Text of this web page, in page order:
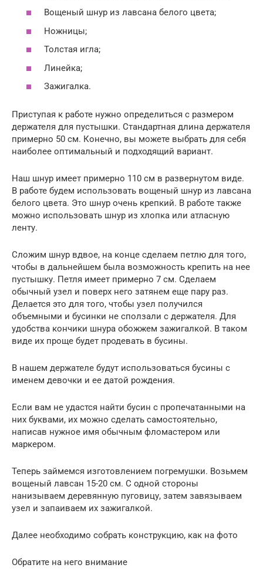
Вощеный шнур из лавсана белого цвета;
Ножницы;
Толстая игла;
Линейка;
Зажигалка.
Приступая к работе нужно определиться с размером
держателя для пустышки. Стандартная длина держателя
примерно 50 см. Конечно, вы можете выбрать для себя
наиболее оптимальный и подходящий вариант.
Наш шнур имеет примерно 110 см в развернутом виде.
В работе будем использовать вощеный шнур из лавсана
белого цвета. Это шнур очень крепкий. В работе также
можно использовать шнур из хлопка или атласную
ленту.
Сложим шнур вдвое, на конце сделаем петлю для того,
чтобы в дальнейшем была возможность крепить на нее
пустышку. Петля имеет примерно 7 см. Сделаем
обычный узел и поверх него затянем еще пару раз.
Делается это для того, чтобы узел получился
объемными и бусинки не сползали с держателя. Для
удобства кончики шнура обожжем зажигалкой. В таком
виде их проще будет продевать в бусины.
В нашем держателе будут использоваться бусины с
именем девочки и ее датой рождения.
Если вам не удастся найти бусин с пропечатанными на
них буквами, их можно сделать самостоятельно,
написав нужное имя обычным фломастером или
маркером.
Теперь займемся изготовлением погремушки. Возьмем
вощеный лавсан 15-20 см. С одной стороны
нанизываем деревянную пуговицу, затем завязываем
узел и запаиваем их зажигалкой.
Далее необходимо собрать конструкцию, как на фото
Обратите на него внимание